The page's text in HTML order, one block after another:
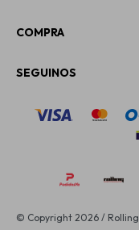
COMPRA
SEGUINOS
© Copyright 2026 / Rolling